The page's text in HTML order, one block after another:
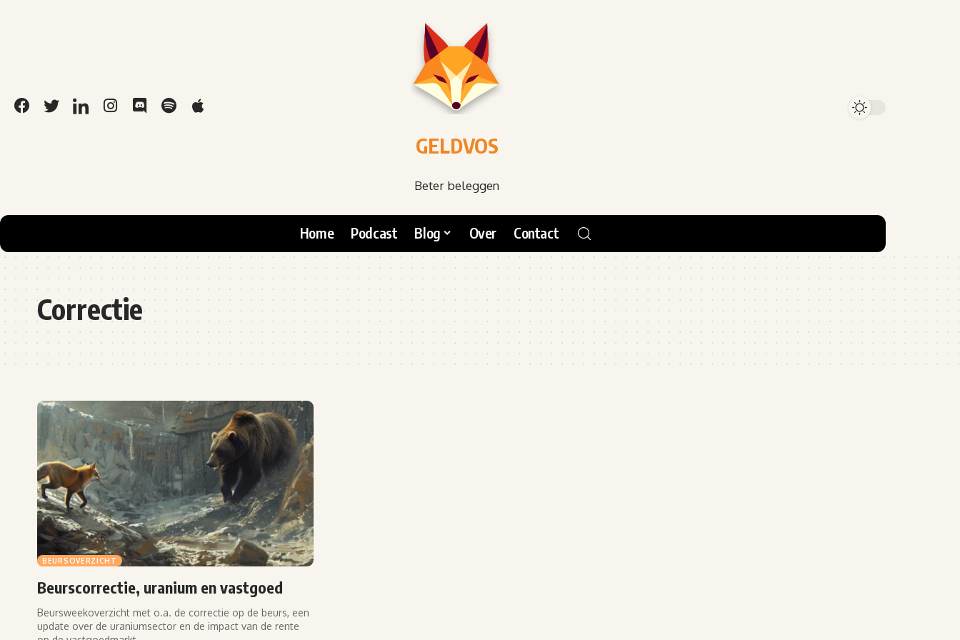
GELDVOS
Beter beleggen
Home Podcast Blog Over Contact
Correctie
BEURSOVERZICHT
Beurscorrectie, uranium en vastgoed
Beursweekoverzicht met o.a. de correctie op de beurs, een
update over de uraniumsector en de impact van de rente